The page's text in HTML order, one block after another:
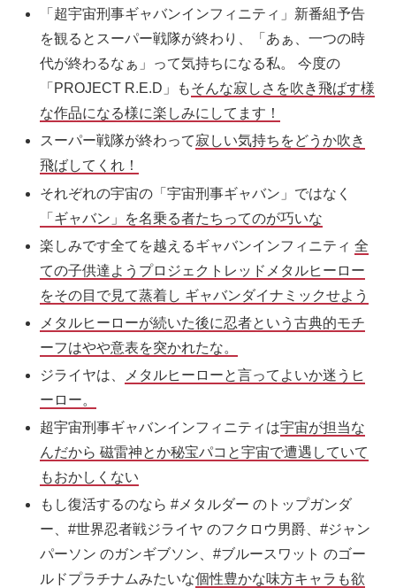
「超宇宙刑事ギャバンインフィニティ」新番組予告
を観るとスーパー戦隊が終わり、「あぁ、一つの時
代が終わるなぁ」って気持ちになる私。 今度の
「PROJECT R.E.D」もそんな寂しさを吹き飛ばす様
な作品になる様に楽しみにしてます！
スーパー戦隊が終わって寂しい気持ちをどうか吹き
飛ばしてくれ！
それぞれの宇宙の「宇宙刑事ギャバン」ではなく
「ギャバン」を名乗る者たちってのが巧いな
楽しみです全てを越えるギャバンインフィニティ全
ての子供達ようプロジェクトレッドメタルヒーロー
をその目で見て蒸着し ギャバンダイナミックせよう
メタルヒーローが続いた後に忍者という古典的モチ
ーフはやや意表を突かれたな。
ジライヤは、
メタルヒーローと言ってよいか迷うヒ
ーロー。
超宇宙刑事ギャバンインフィニティは宇宙が担当な
んだから 磁雷神とか秘宝パコと宇宙で遭遇していて
もおかしくない
もし復活するのなら #メタルダー のトップガンダ
ー、#世界忍者戦ジライヤ のフクロウ男爵、#ジャン
パーソン のガンギブソン、#ブルースワット のゴー
ルドプラチナムみたいな個性豊かな味方キャラも欲